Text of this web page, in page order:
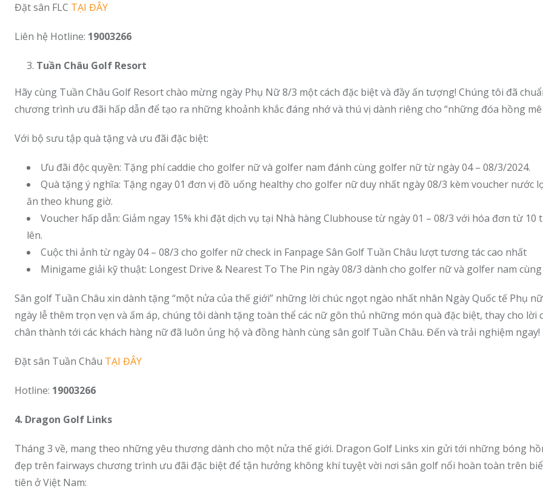
Đặt sân FLC TẠI ĐÂY
Liên hệ Hotline: 19003266
Tuần Châu Golf Resort
Hãy cùng Tuần Châu Golf Resort chào mừng ngày Phụ Nữ 8/3 một cách đặc biệt và đầy ấn tượng! Chúng tôi đã
chương trình ưu đãi hấp dẫn để tạo ra những khoảnh khắc đáng nhớ và thú vị dành riêng cho “những đóa hồng mê
Với bộ sưu tập quà tặng và ưu đãi đặc biệt:
Ưu đãi độc quyền: Tặng phí caddie cho golfer nữ và golfer nam đánh cùng golfer nữ từ ngày 04 – 08/3/2024.
Quà tặng ý nghĩa: Tặng ngay 01 đơn vị đồ uống healthy cho golfer nữ duy nhất ngày 08/3 kèm voucher nước
ăn theo khung giờ.
Voucher hấp dẫn: Giảm ngay 15% khi đặt dịch vụ tại Nhà hàng Clubhouse từ ngày 01 – 08/3 với hóa đơn từ 10
lên.
Cuộc thi ảnh từ ngày 04 – 08/3 cho golfer nữ check in Fanpage Sân Golf Tuần Châu lượt tương tác cao nhất
Minigame giải kỹ thuật: Longest Drive & Nearest To The Pin ngày 08/3 dành cho golfer nữ và golfer nam
Sân golf Tuần Châu xin dành tặng “một nửa của thế giới” những lời chúc ngọt ngào nhất nhân Ngày Quốc tế Phụ
ngày lễ thêm trọn vẹn và ấm áp, chúng tôi dành tặng toàn thể các nữ gôn thủ những món quà đặc biệt, thay cho lời
chân thành tới các khách hàng nữ đã luôn ủng hộ và đồng hành cùng sân golf Tuần Châu. Đến và trải nghiệm ngay!
Đặt sân Tuần Châu TẠI ĐÂY
Hotline: 19003266
4. Dragon Golf Links
Tháng 3 về, mang theo những yêu thương dành cho một nửa thế giới. Dragon Golf Links xin gửi tới những bóng
đẹp trên fairways chương trình ưu đãi đặc biệt để tận hưởng không khí tuyệt vời nơi sân golf nổi hoàn toàn trên
tiên ở Việt Nam: